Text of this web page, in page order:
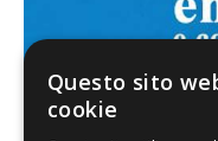
Questo sito
cookie